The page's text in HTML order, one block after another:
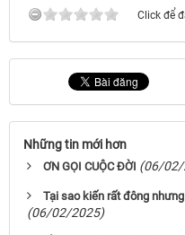
Click để
Những tin mới hơn
ƠN GỌI CUỘC ĐỜI (06/02/
Tại sao kiến rất đông
(06/02/2025)